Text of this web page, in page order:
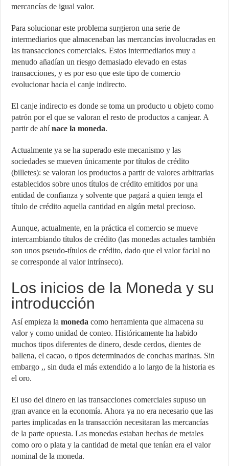
mercancías de igual valor.
Para solucionar este problema surgieron una serie de
intermediarios que almacenaban las mercancías involucradas en
las transacciones comerciales. Estos intermediarios muy a
menudo añadían un riesgo demasiado elevado en estas
transacciones, y es por eso que este tipo de comercio
evolucionar hacia el canje indirecto.
El canje indirecto es donde se toma un producto u objeto como
patrón por el que se valoran el resto de productos a canjear. A
partir de ahínace la moneda.
Actualmente ya se ha superado este mecanismo y las
sociedades se mueven únicamente por títulos de crédito
(billetes): se valoran los productos a partir de valores arbitrarias
establecidos sobre unos títulos de crédito emitidos por una
entidad de confianza y solvente que pagará a quien tenga el
título de crédito aquella cantidad en algún metal precioso.
Aunque, actualmente, en la práctica el comercio se mueve
intercambiando títulos de crédito (las monedas actuales también
son unos pseudo-títulos de crédito, dado que el valor facial no
se corresponde al valor intrínseco).
Los inicios de la Moneda y su
introducción
Así empieza lamoneda como herramienta que almacena su
valor y como unidad de conteo. Históricamente ha habido
muchos tipos diferentes de dinero, desde cerdos, dientes de
ballena, el cacao, o tipos determinados de conchas marinas. Sin
embargo ,, sin duda el más extendido a lo largo de la historia es
el oro.
El uso del dinero en las transacciones comerciales supuso un
gran avance en la economía. Ahora ya no era necesario que las
partes implicadas en la transacción necesitaran las mercancías
de la parte opuesta. Las monedas estaban hechas de metales
como oro o plata y la cantidad de metal que tenían era el valor
nominal de la moneda.